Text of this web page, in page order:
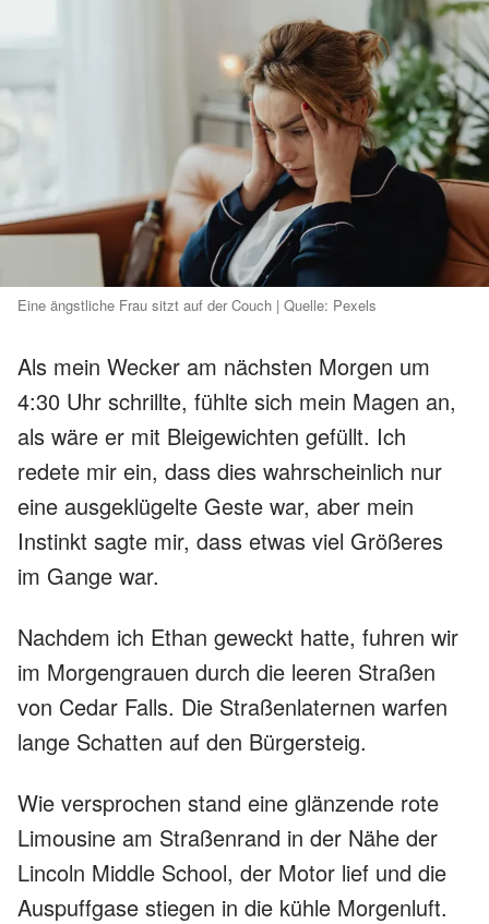
Eine ängstliche Frau sitzt auf der Couch | Quelle: Pexels
Als mein Wecker am nächsten Morgen um
4:30 Uhr schrillte, fühlte sich mein Magen an,
als wäre er mit Bleigewichten gefüllt. Ich
redete mir ein, dass dies wahrscheinlich nur
eine ausgeklügelte Geste war, aber mein
Instinkt sagte mir, dass etwas viel Größeres
im Gange war.
Nachdem ich Ethan geweckt hatte, fuhren wir
im Morgengrauen durch die leeren Straßen
von Cedar Falls. Die Straßenlaternen warfen
lange Schatten auf den Bürgersteig.
Wie versprochen stand eine glänzende rote
Limousine am Straßenrand in der Nähe der
Lincoln Middle School, der Motor lief und die
Auspuffgase stiegen in die kühle Morgenluft.